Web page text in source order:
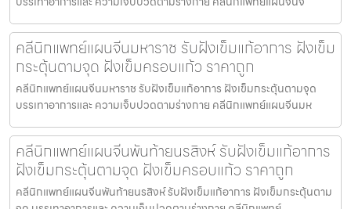
คลีนิกแพทย์แผนจีนมหาราช รับฝังเข็มแก้อาการ ฝังเข็ม
กระตุ้นตามจุด ฝังเข็มครอบแก้ว ราคาถูก
คลีนิกแพทย์แผนจีนมหาราช รับฝังเข็มแก้อาการ ฝังเข็มกระตุ้นตามจุด
บรรเทาอาการและ ความเจ็บปวดตามร่างกาย คลีนิกแพทย์แผนจีนมห
คลีนิกแพทย์แผนจีนพันท้ายนรสิงห์ รับฝังเข็มแก้อาการ
ฝังเข็มกระตุ้นตามจุด ฝังเข็มครอบแก้ว ราคาถูก
คลีนิกแพทย์แผนจีนพันท้ายนรสิงห์ รับฝังเข็มแก้อาการ ฝังเข็มกระตุ้นตาม